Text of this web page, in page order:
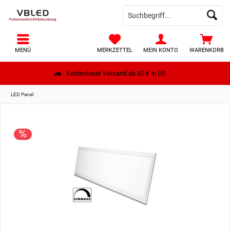
Kostenloser Versand ab 80 € in DE
WARENKORB
MERKZETTEL MEIN KONTO
MENÜ
LED Panel